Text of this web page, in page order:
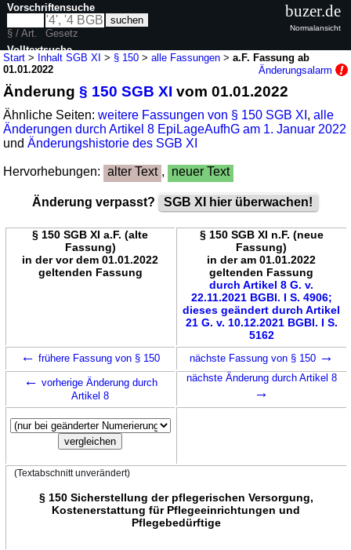
Start > Inhalt SGB XI > § 150 >alle Fassungen >a.F. Fassung ab
01.01.2022
Änderungsalarm
Änderung§ 150 SGB XI vom 01.01.2022
Ähnliche Seiten:weitere Fassungen von § 150 SGB XI ,alle
Änderungen durch Artikel 8 EpiLageAufhG am 1. Januar 2022
undÄnderungshistorie des SGB XI
Hervorhebungen: alter Text , neuer Text
Änderung verpasst? SGB XI hier überwachen!
§ 150 SGB XI a.F. (alte
Fassung)
in der vor dem 01.01.2022
geltenden Fassung
§ 150 SGB XI n.F. (neue
Fassung)
in der am 01.01.2022
geltenden Fassung
durch Artikel 8 G. v.
22.11.2021 BGBl. I S. 4906;
dieses geändert durch Artikel
21 G. v. 10.12.2021 BGBl. I S.
5162
← frühere Fassung von § 150 nächste Fassung von § 150 →
← vorherige Änderung durch
Artikel 8
nächste Änderung durch Artikel 8
→
(Textabschnitt unverändert)
§ 150 Sicherstellung der pflegerischen Versorgung,
Kostenerstattung für Pflegeeinrichtungen und
Pflegebedürftige
Vorschriftensuche
§ / Art.
Gesetz
Volltextsuche
buzer.de
Normalansicht